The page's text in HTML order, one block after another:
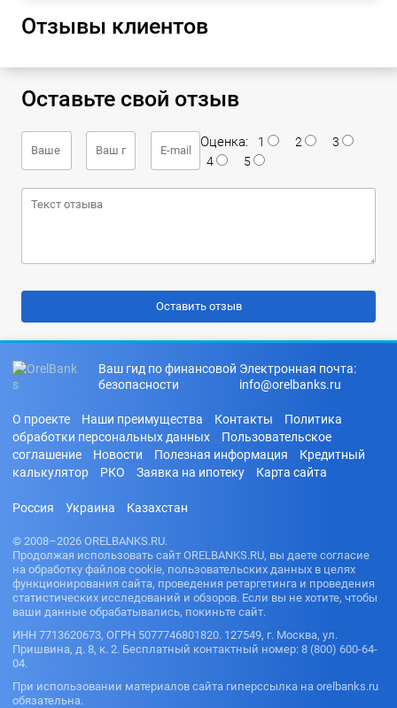
Отзывы клиентов
Оставьте свой отзыв
Оценка: 1 2
3
4
5
Ваш гид по финансовой
безопасности
Электронная почта:
info@orelbanks.ru
О проекте Наши преимущества Контакты
Политика
обработки персональных данных
Пользовательское
соглашение
Новости Полезная информация
Кредитный
калькулятор
РКО Заявка на ипотеку Карта сайта
Россия Украина Казахстан
© 2008–2026 ORELBANKS.RU.
Продолжая использовать сайт ORELBANKS.RU, вы даете согласие
на обработку файлов cookie, пользовательских данных в целях
функционирования сайта, проведения ретаргетинга и проведения
статистических исследований и обзоров. Если вы не хотите, чтобы
ваши данные обрабатывались, покиньте сайт.
ИНН 7713620673, ОГРН 5077746801820. 127549, г. Москва, ул.
Пришвина, д. 8, к. 2. Бесплатный контактный номер: 8 (800) 600-64-
04.
При использовании материалов сайта гиперссылка на orelbanks.ru
обязательна.